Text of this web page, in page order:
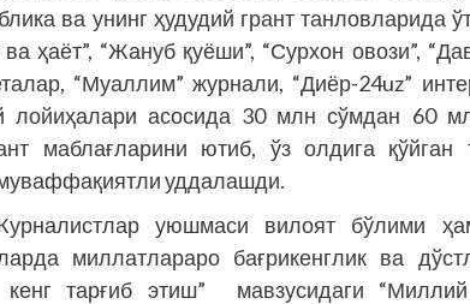
ва унинг ҳудудий грант танловларида
ва ҳаёт”, “Жануб қуёши”, “Сурхон овози”,
“Муаллим” журнали, “Диёр-24uz”
лойиҳалари асосида 30 млн сўмдан 60
маблағларини ютиб, ўз олдига қўйган
уддалашди.
уюшмаси вилоят бўлими
миллатлараро бағрикенглик ва
кенг тарғиб этиш” мавзусидаги